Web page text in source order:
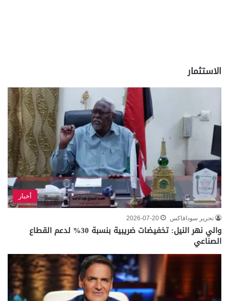
الاستثمار
أخبار
تحرير سودافاكس 2026-07-20
والي نهر النيل: تخفيضات ضريبية بنسبة 30% لدعم القطاع
الصناعي